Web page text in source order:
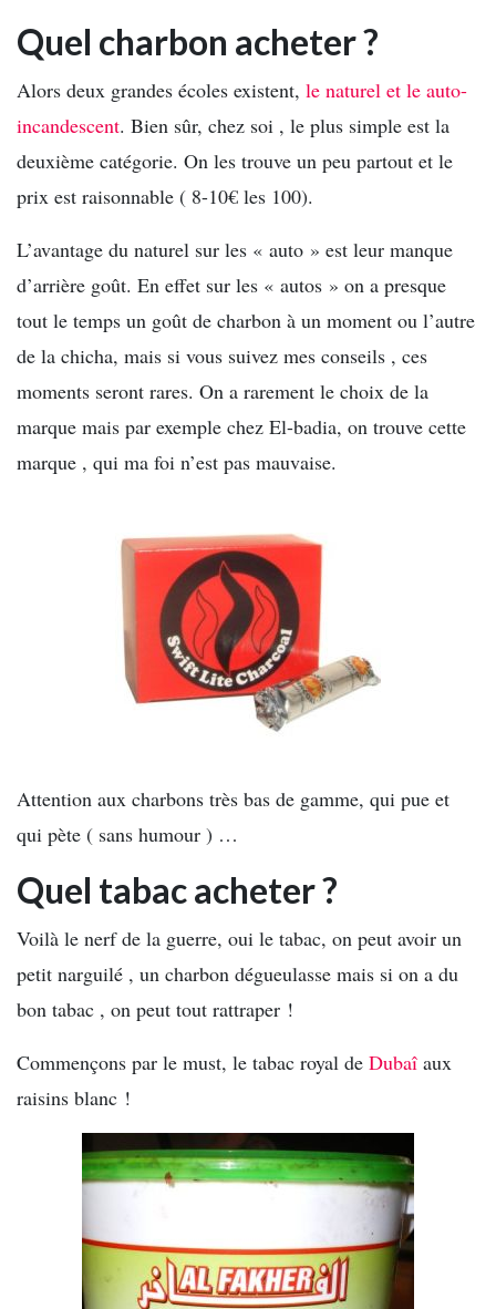
Quel charbon acheter ?
Alors deux grandes écoles existent, le naturel et le auto-
incandescent. Bien sûr, chez soi , le plus simple est la
deuxième catégorie. On les trouve un peu partout et le
prix est raisonnable ( 8-10€ les 100).
L’avantage du naturel sur les « auto » est leur manque
d’arrière goût. En effet sur les « autos » on a presque
tout le temps un goût de charbon à un moment ou l’autre
de la chicha, mais si vous suivez mes conseils , ces
moments seront rares. On a rarement le choix de la
marque mais par exemple chez El-badia, on trouve cette
marque , qui ma foi n’est pas mauvaise.
Attention aux charbons très bas de gamme, qui pue et
qui pète ( sans humour ) …
Quel tabac acheter ?
Voilà le nerf de la guerre, oui le tabac, on peut avoir un
petit narguilé , un charbon dégueulasse mais si on a du
bon tabac , on peut tout rattraper !
Commençons par le must, le tabac royal de Dubaî aux
raisins blanc !